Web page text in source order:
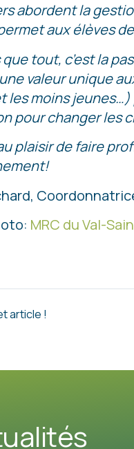
abordent la
aux élèves
que tout, c’est la
valeur unique
les moins
pour changer les
plaisir de faire
MRC du Val-
article !